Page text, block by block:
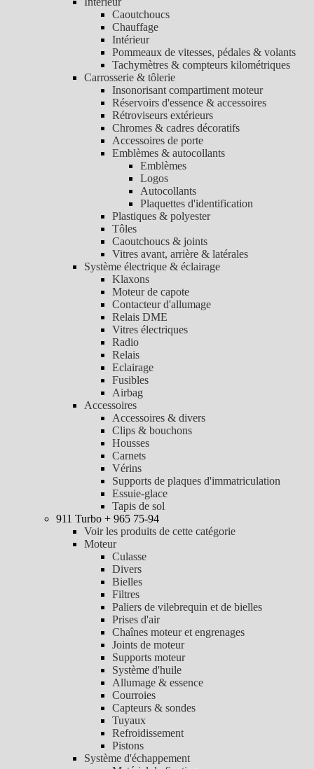
Caoutchoucs
Chauffage
Intérieur
Pommeaux de vitesses, pédales & volants
Tachymètres & compteurs kilométriques
Carrosserie & tôlerie
Insonorisant compartiment moteur
Réservoirs d'essence & accessoires
Rétroviseurs extérieurs
Chromes & cadres décoratifs
Accessoires de porte
Emblèmes & autocollants
Emblèmes
Logos
Autocollants
Plaquettes d'identification
Plastiques & polyester
Tôles
Caoutchoucs & joints
Vitres avant, arrière & latérales
Système électrique & éclairage
Klaxons
Moteur de capote
Contacteur d'allumage
Relais DME
Vitres électriques
Radio
Relais
Eclairage
Fusibles
Airbag
Accessoires
Accessoires & divers
Clips & bouchons
Housses
Carnets
Vérins
Supports de plaques d'immatriculation
Essuie-glace
Tapis de sol
911 Turbo + 965 75-94
Voir les produits de cette catégorie
Moteur
Culasse
Divers
Bielles
Filtres
Paliers de vilebrequin et de bielles
Prises d'air
Chaînes moteur et engrenages
Joints de moteur
Supports moteur
Système d'huile
Allumage & essence
Courroies
Capteurs & sondes
Tuyaux
Refroidissement
Pistons
Système d'échappement